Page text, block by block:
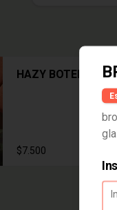
HAZY BOTELLA
$7.500